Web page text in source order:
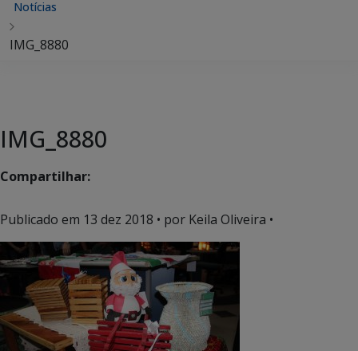
Notícias
IMG_8880
IMG_8880
Compartilhar:
Publicado em 13 dez 2018 • por Keila Oliveira •